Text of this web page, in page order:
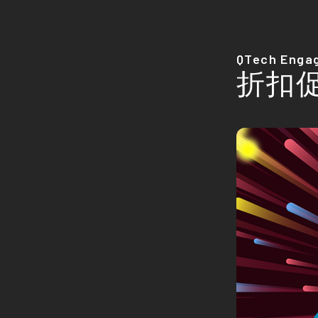
QTech
折扣